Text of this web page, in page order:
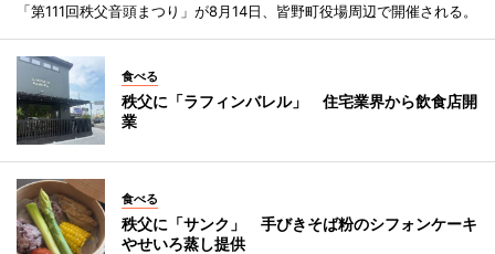
「第111回秩父音頭まつり」が8月14日、皆野町役場周辺で開催される。
食べる
秩父に「ラフィンバレル」 住宅業界から飲食店開
業
食べる
秩父に「サンク」 手びきそば粉のシフォンケーキ
やせいろ蒸し提供